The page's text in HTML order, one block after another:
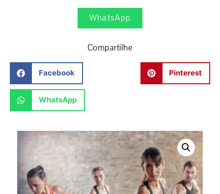
WhatsApp
Compartilhe
Facebook Pinterest
WhatsApp